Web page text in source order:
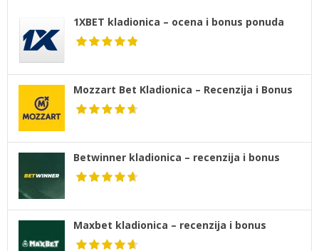
1XBET kladionica – ocena i bonus ponuda
Mozzart Bet Kladionica – Recenzija i Bonus
Betwinner kladionica – recenzija i bonus
Maxbet kladionica – recenzija i bonus